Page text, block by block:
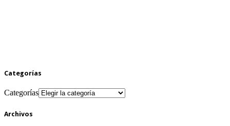
Categorías
Categorías
Archivos